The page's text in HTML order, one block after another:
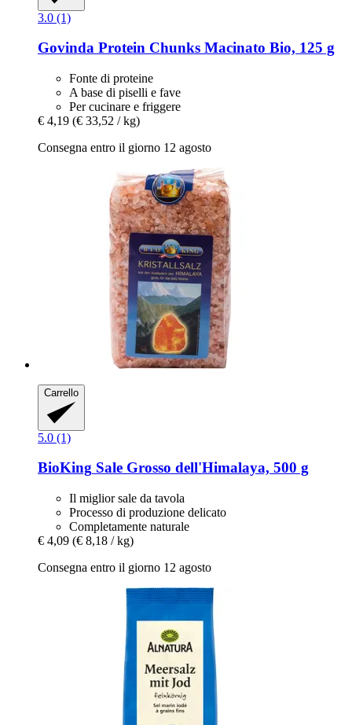
3.0 (1)
Govinda Protein Chunks Macinato Bio, 125 g
Fonte di proteine
A base di piselli e fave
Per cucinare e friggere
€ 4,19 (€ 33,52 / kg)
Consegna entro il giorno 12 agosto
Carrello
5.0 (1)
BioKing Sale Grosso dell'Himalaya, 500 g
Il miglior sale da tavola
Processo di produzione delicato
Completamente naturale
€ 4,09 (€ 8,18 / kg)
Consegna entro il giorno 12 agosto